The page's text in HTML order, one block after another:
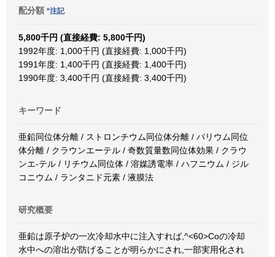
配分額 *注記
5,800千円 (直接経費: 5,800千円)
1992年度: 1,000千円 (直接経費: 1,000千円)
1991年度: 1,400千円 (直接経費: 1,400千円)
1990年度: 3,400千円 (直接経費: 3,400千円)
キーワード
亜鉛同位体分離 / ストロンチウム同位体分離 / バリウム同位
体分離 / クラウンエーテル / 奇数質量数同位体効果 / クラウ
ンエ-テル / リチウム同位体 / 溶媒誘電率 / ハフニウム / ジル
コニウム / ランタニド元素 / 液膜法
研究概要
亜鉛は原子炉の一次冷却水中に注入すれば,^<60>Coの冷却
水中への溶出が防げることが明らかにされ,一部実用化され